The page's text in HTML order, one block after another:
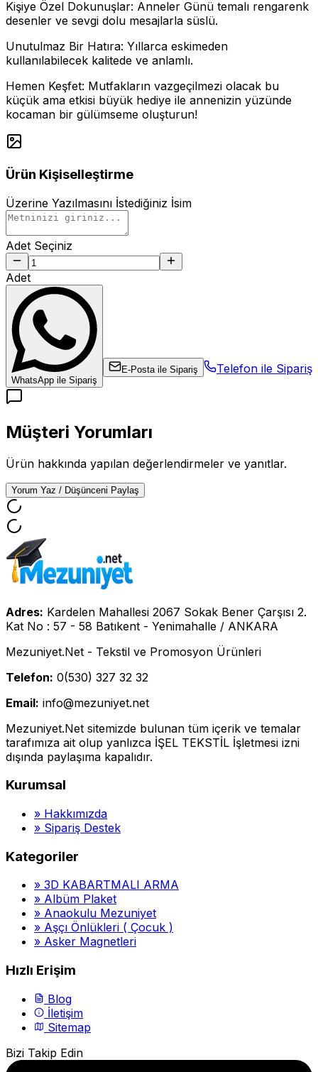
Kişiye Özel Dokunuşlar: Anneler Günü temalı rengarenk
desenler ve sevgi dolu mesajlarla süslü.
Unutulmaz Bir Hatıra: Yıllarca eskimeden
kullanılabilecek kalitede ve anlamlı.
Hemen Keşfet: Mutfakların vazgeçilmezi olacak bu
küçük ama etkisi büyük hediye ile annenizin yüzünde
kocaman bir gülümseme oluşturun!
Ürün Kişiselleştirme
Üzerine Yazılmasını İstediğiniz İsim
Adet Seçiniz
Adet
WhatsApp ile Sipariş
E-Posta ile Sipariş Telefon ile Sipariş
Müşteri Yorumları
Ürün hakkında yapılan değerlendirmeler ve yanıtlar.
Yorum Yaz / Düşünceni Paylaş
Adres: Kardelen Mahallesi 2067 Sokak Bener Çarşısı 2.
Kat No : 57 - 58 Batıkent - Yenimahalle / ANKARA
Mezuniyet.Net - Tekstil ve Promosyon Ürünleri
Telefon: 0(530) 327 32 32
Email: info@mezuniyet.net
Mezuniyet.Net sitemizde bulunan tüm içerik ve temalar
tarafımıza ait olup yanlızca İŞEL TEKSTİL İşletmesi izni
dışında paylaşıma kapalıdır.
Kurumsal
» Hakkımızda
» Sipariş Destek
Kategoriler
» 3D KABARTMALI ARMA
» Albüm Plaket
» Anaokulu Mezuniyet
» Aşçı Önlükleri ( Çocuk )
» Asker Magnetleri
Hızlı Erişim
Blog
İletişim
Sitemap
Bizi Takip Edin